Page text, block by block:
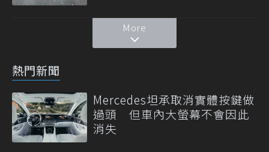
More
熱門新聞
Mercedes坦承取消實體按鍵做
過頭 但車內大螢幕不會因此
消失